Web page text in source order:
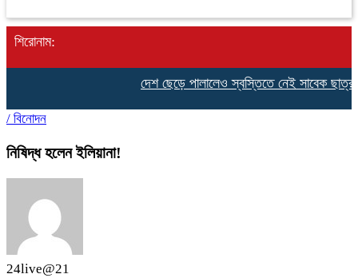
শিরোনাম:
দেশ ছেড়ে পালালেও স্বস্তিতে নেই সাবেক
/ বিনোদন
নিষিদ্ধ হলেন ইলিয়ানা!
24live@21